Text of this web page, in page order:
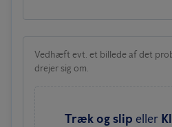
Vedhæft evt. et billede af det
drejer sig om.
Træk og slip eller